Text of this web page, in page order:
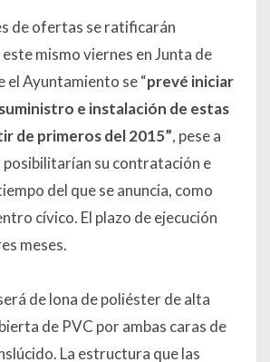
de ofertas se ratificarán
mismo viernes en Junta de
el Ayuntamiento se “prevé iniciar
e instalación de estas
de primeros del 2015”, pese a
su contratación e
del que se anuncia, como
cívico. El plazo de ejecución
meses.
de lona de poliéster de alta
de PVC por ambas caras de
La estructura que las